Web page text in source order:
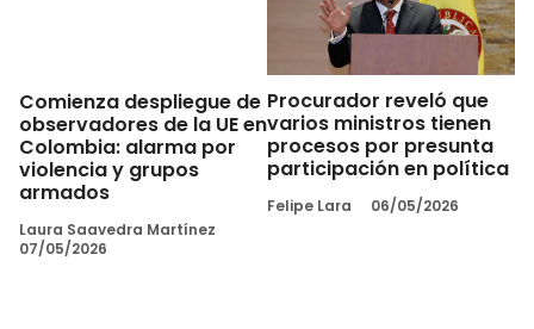
Comienza despliegue de
observadores de la UE en
Colombia: alarma por
violencia y grupos
armados
Laura Saavedra Martínez
07/05/2026
Procurador reveló que
varios ministros tienen
procesos por presunta
participación en política
Felipe Lara 06/05/2026